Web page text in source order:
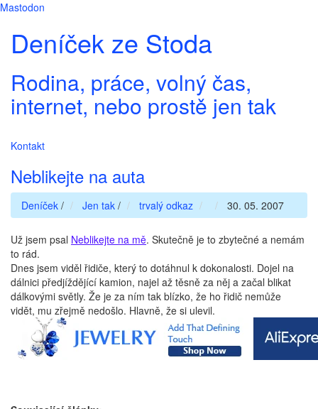
Mastodon
Deníček ze Stoda
Rodina, práce, volný čas,
internet, nebo prostě jen tak
Kontakt
Neblikejte na auta
Deníček / Jen tak / trvalý odkaz 30. 05. 2007
Už jsem psal Neblikejte na mě. Skutečně je to zbytečné a nemám
to rád.
Dnes jsem viděl řidiče, který to dotáhnul k dokonalosti. Dojel na
dálnici předjíždějící kamion, najel až těsně za něj a začal blikat
dálkovými světly. Že je za ním tak blízko, že ho řidič nemůže
vidět, mu zřejmě nedošlo. Hlavně, že si ulevil.